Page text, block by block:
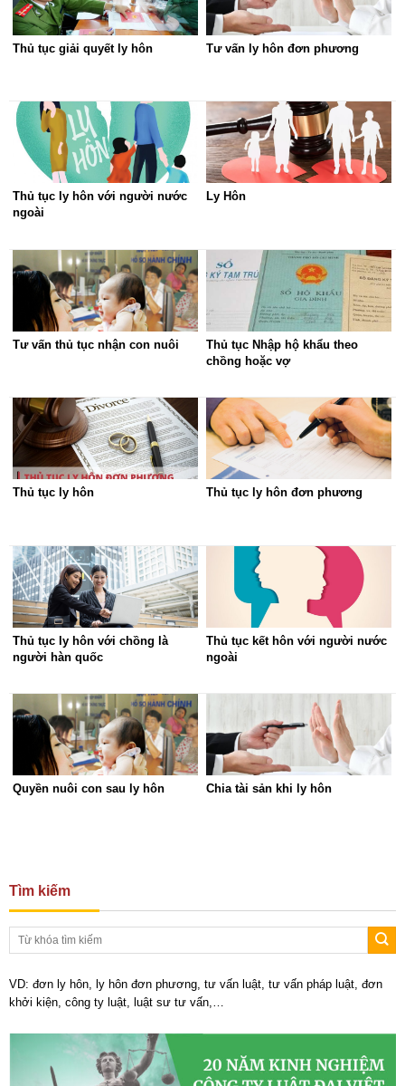
Thủ tục giải quyết ly hôn Tư vấn ly hôn đơn phương
Thủ tục ly hôn với người nước
ngoài
Ly Hôn
Tư vấn thủ tục nhận con nuôi
Thủ tục Nhập hộ khẩu theo
chồng hoặc vợ
Thủ tục ly hôn Thủ tục ly hôn đơn phương
Thủ tục ly hôn với chồng là
người hàn quốc
Thủ tục kết hôn với người nước
ngoài
Quyền nuôi con sau ly hôn Chia tài sản khi ly hôn
Tìm kiếm
VD: đơn ly hôn, ly hôn đơn phương, tư vấn luật, tư vấn pháp luật, đơn
khởi kiện, công ty luật, luật sư tư vấn,…